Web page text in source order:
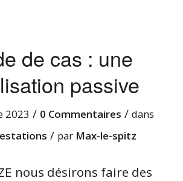
de cas : une
passive
2023 / 0 Commentaires / dans
/ par Max-le-spitz
nous désirons faire des